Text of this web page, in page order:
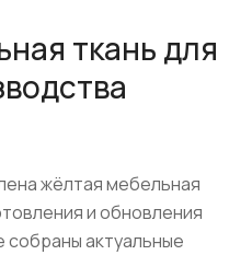
ткань для
жёлтая мебельная
и обновления
собраны актуальные